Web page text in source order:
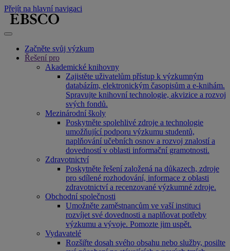
Přejít na hlavní navigaci
Začněte svůj výzkum
Řešení pro
Akademické knihovny
Zajistěte uživatelům přístup k výzkumným
databázím, elektronickým časopisům a e-knihám.
Spravujte knihovní technologie, akvizice a rozvoj
svých fondů.
Mezinárodní školy
Poskytněte spolehlivé zdroje a technologie
umožňující podporu výzkumu studentů,
naplňování učebních osnov a rozvoj znalostí a
dovedností v oblasti informační gramotnosti.
Zdravotnictví
Poskytněte řešení založená na důkazech, zdroje
pro sdílené rozhodování, informace z oblasti
zdravotnictví a recenzované výzkumné zdroje.
Obchodní společnosti
Umožněte zaměstnancům ve vaší instituci
rozvíjet své dovednosti a naplňovat potřeby
výzkumu a vývoje. Pomozte jim uspět.
Vydavatelé
Rozšiřte dosah svého obsahu nebo služby, posilte